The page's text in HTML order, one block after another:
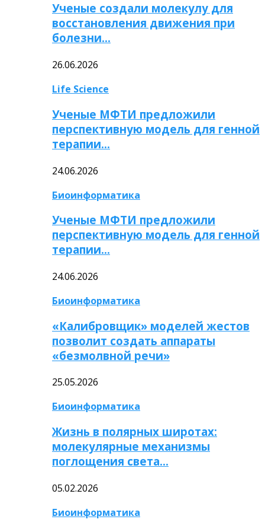
Ученые создали молекулу для
восстановления движения при
болезни…
26.06.2026
Life Science
Ученые МФТИ предложили
перспективную модель для генной
терапии…
24.06.2026
Биоинформатика
Ученые МФТИ предложили
перспективную модель для генной
терапии…
24.06.2026
Биоинформатика
«Калибровщик» моделей жестов
позволит создать аппараты
«безмолвной речи»
25.05.2026
Биоинформатика
Жизнь в полярных широтах:
молекулярные механизмы
поглощения света…
05.02.2026
Биоинформатика